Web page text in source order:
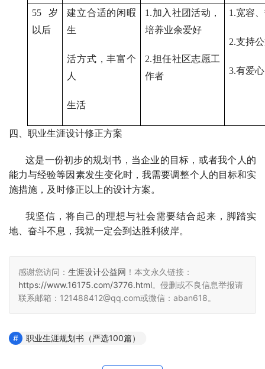
55 岁
以后
建立合适的闲暇
生
活方式，丰富个
人
生活
1.加入社团活动，
培养业余爱好
2.担任社区志愿工
作者
1.宽容
2.支持
3.有爱心
四、职业生涯设计修正方案
这是一份初步的规划书，当企业的目标，或者我个人的
能力与经验等因素发生变化时，我需要调整个人的目标和实
施措施，及时修正以上的设计方案。
我坚信，将自己的理想与社会需要结合起来，脚踏实
地、奋斗不息，我就一定会到达胜利彼岸。
感谢您访问： 生涯设计公益网 ！本文永久链接：
https://www.16175.com/3776.html。侵删或不良信息举报请
联系邮箱：121488412@qq.com或微信：aban618。
职业生涯规划书（严选100篇）